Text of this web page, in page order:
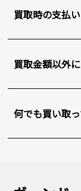
買取時の支払
買取金額以外
何でも買い取